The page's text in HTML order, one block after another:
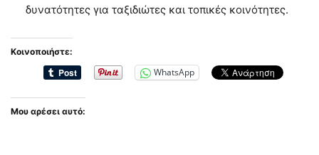
δυνατότητες για ταξιδιώτες και τοπικές κοινότητες.
Κοινοποιήστε:
WhatsApp
Μου αρέσει αυτό: